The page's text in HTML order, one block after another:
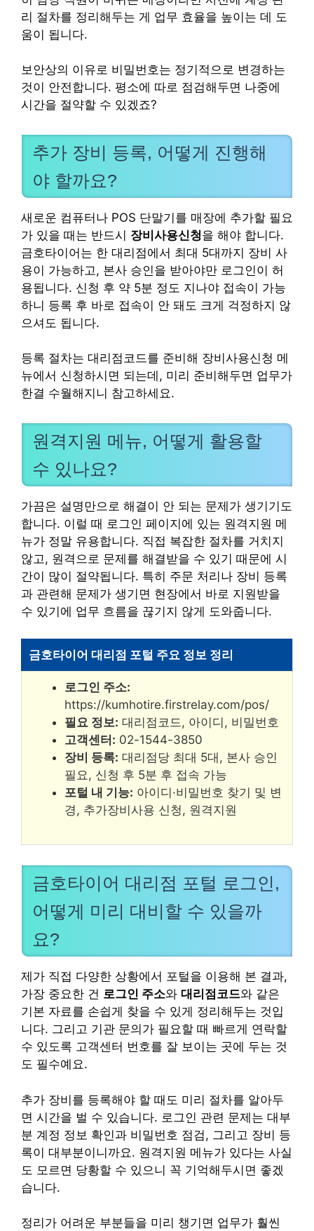
리 절차를 정리해두는 게 업무 효율을 높이는 데 도
움이 됩니다.
보안상의 이유로 비밀번호는 정기적으로 변경하는
것이 안전합니다. 평소에 따로 점검해두면 나중에
시간을 절약할 수 있겠죠?
추가 장비 등록, 어떻게 진행해
야 할까요?
새로운 컴퓨터나 POS 단말기를 매장에 추가할 필요
가 있을 때는 반드시 장비사용신청을 해야 합니다.
금호타이어는 한 대리점에서 최대 5대까지 장비 사
용이 가능하고, 본사 승인을 받아야만 로그인이 허
용됩니다. 신청 후 약 5분 정도 지나야 접속이 가능
하니 등록 후 바로 접속이 안 돼도 크게 걱정하지 않
으셔도 됩니다.
등록 절차는 대리점코드를 준비해 장비사용신청 메
뉴에서 신청하시면 되는데, 미리 준비해두면 업무가
한결 수월해지니 참고하세요.
원격지원 메뉴, 어떻게 활용할
수 있나요?
가끔은 설명만으로 해결이 안 되는 문제가 생기기도
합니다. 이럴 때 로그인 페이지에 있는 원격지원 메
뉴가 정말 유용합니다. 직접 복잡한 절차를 거치지
않고, 원격으로 문제를 해결받을 수 있기 때문에 시
간이 많이 절약됩니다. 특히 주문 처리나 장비 등록
과 관련해 문제가 생기면 현장에서 바로 지원받을
수 있기에 업무 흐름을 끊기지 않게 도와줍니다.
금호타이어 대리점 포털 주요 정보 정리
로그인 주소:
https://kumhotire.firstrelay.com/pos/
필요 정보: 대리점코드, 아이디, 비밀번호
고객센터: 02-1544-3850
장비 등록: 대리점당 최대 5대, 본사 승인
필요, 신청 후 5분 후 접속 가능
포털 내 기능: 아이디·비밀번호 찾기 및 변
경, 추가장비사용 신청, 원격지원
금호타이어 대리점 포털 로그인,
어떻게 미리 대비할 수 있을까
요?
제가 직접 다양한 상황에서 포털을 이용해 본 결과,
가장 중요한 건 로그인 주소와 대리점코드와 같은
기본 자료를 손쉽게 찾을 수 있게 정리해두는 것입
니다. 그리고 기관 문의가 필요할 때 빠르게 연락할
수 있도록 고객센터 번호를 잘 보이는 곳에 두는 것
도 필수예요.
추가 장비를 등록해야 할 때도 미리 절차를 알아두
면 시간을 벌 수 있습니다. 로그인 관련 문제는 대부
분 계정 정보 확인과 비밀번호 점검, 그리고 장비 등
록이 대부분이니까요. 원격지원 메뉴가 있다는 사실
도 모르면 당황할 수 있으니 꼭 기억해두시면 좋겠
습니다.
정리가 어려운 부분들을 미리 챙기면 업무가 훨씬